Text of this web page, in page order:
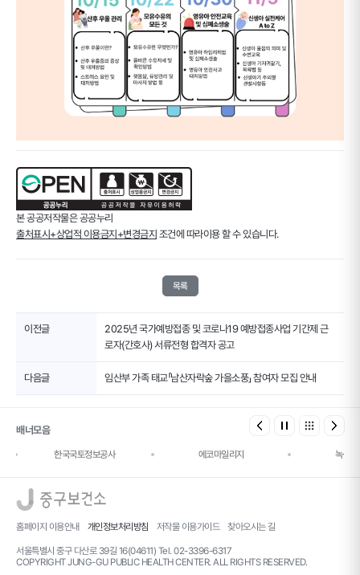
본 공공저작물은 공공누리
출처표시+상업적 이용금지+변경금지 조건에 따라이용 할 수 있습니다.
목록
이전글
2025년 국가예방접종 및 코로나19 예방접종사업 기간제 근
로자(간호사) 서류전형 합격자 공고
다음글 임산부 가족 태교「남산자락숲 가을소풍」 참여자 모집 안내
배너모음
한국국토정보공사 에코마일리지 녹색건
홈페이지 이용안내 개인정보처리방침 저작물 이용가이드 찾아오시는 길
서울특별시 중구 다산로 39길 16(04611) Tel. 02-3396-6317
COPYRIGHT JUNG-GU PUBLIC HEALTH CENTER. ALL RIGHTS RESERVED.